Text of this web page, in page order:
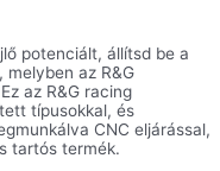
potenciált, állítsd be a
az R&G
az R&G racing
típusokkal, és
CNC eljárással,
tartós termék.